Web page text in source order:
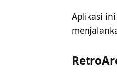
Aplikasi